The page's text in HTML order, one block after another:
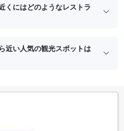
くにはどのようなレストラ
近い人気の観光スポットは